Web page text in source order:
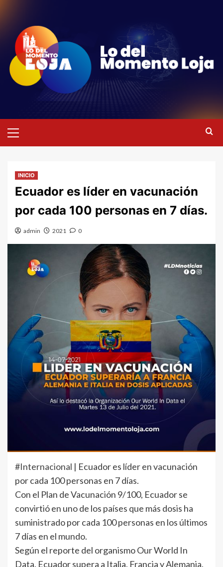
contenido
primario
INICIO
Ecuador es líder en vacunación
por cada 100 personas en 7 días.
admin 2021 0
#Internacional | Ecuador es líder en vacunación
por cada 100 personas en 7 días.
Con el Plan de Vacunación 9/100, Ecuador se
convirtió en uno de los países que más dosis ha
suministrado por cada 100 personas en los últimos
7 días en el mundo.
Según el reporte del organismo Our World In
Data, Ecuador supera a Italia, Francia y Alemania,